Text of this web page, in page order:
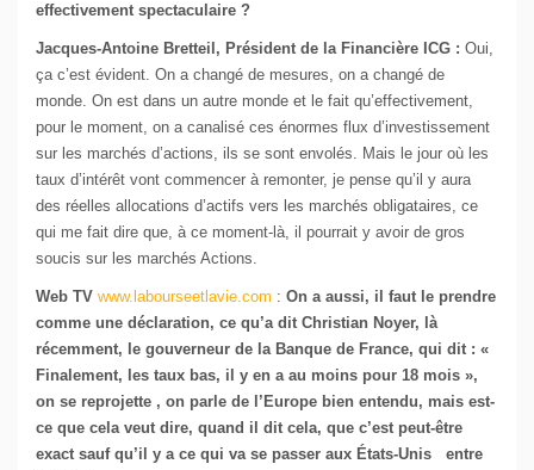
effectivement spectaculaire ?
Jacques-Antoine Bretteil, Président de la Financière ICG : Oui,
ça c’est évident. On a changé de mesures, on a changé de
monde. On est dans un autre monde et le fait qu’effectivement,
pour le moment, on a canalisé ces énormes flux d’investissement
sur les marchés d’actions, ils se sont envolés. Mais le jour où les
taux d’intérêt vont commencer à remonter, je pense qu’il y aura
des réelles allocations d’actifs vers les marchés obligataires, ce
qui me fait dire que, à ce moment-là, il pourrait y avoir de gros
soucis sur les marchés Actions.
Web TV www.labourseetlavie.com : On a aussi, il faut le prendre
comme une déclaration, ce qu’a dit Christian Noyer, là
récemment, le gouverneur de la Banque de France, qui dit : «
Finalement, les taux bas, il y en a au moins pour 18 mois »,
on se reprojette , on parle de l’Europe bien entendu, mais est-
ce que cela veut dire, quand il dit cela, que c’est peut-être
exact sauf qu’il y a ce qui va se passer aux États-Unis entre